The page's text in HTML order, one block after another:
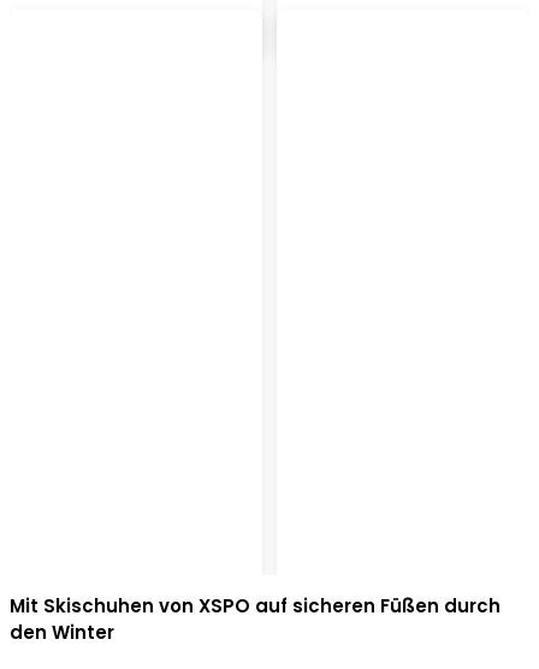
Mit Skischuhen von XSPO auf sicheren Füßen durch
den Winter